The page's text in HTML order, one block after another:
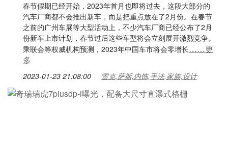
春节假期已经开始，2023年首月也即将过去，这段大部分的
汽车厂商都不会推出新车，而是把重点放在了2月份。在春节
之前的广州车展等大型活动上，不少汽车厂商已经公布了2月
份新车上市计划，春节过后这些车型将会立刻展开激烈竞争。
乘联会等权威机构预测，2023年中国车市将会零增长……更
多
2023-01-23 21:08:00 雷克,萨斯,内饰,手法,家族,设计